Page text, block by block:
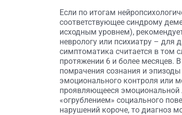
Если по итогам
соответствующее синдрому
исходным уровнем),
неврологу или психиатру – для
симптоматика считается в том
протяжении 6 и более месяцев.
помрачения сознания и
эмоционального контроля или
проявляющееся эмоциональной
«огрублением» социального
нарушений короче, то диагноз